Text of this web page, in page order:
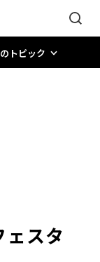
トピック
ェスタ